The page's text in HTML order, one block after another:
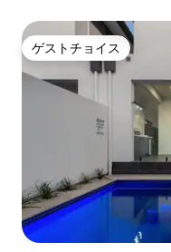
ゲストチョイス
ゲストチョイス